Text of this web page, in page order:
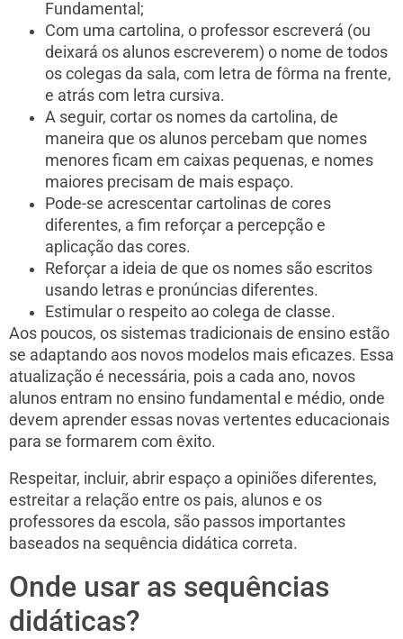
Fundamental;
Com uma cartolina, o professor escreverá (ou
deixará os alunos escreverem) o nome de todos
os colegas da sala, com letra de fôrma na frente,
e atrás com letra cursiva.
A seguir, cortar os nomes da cartolina, de
maneira que os alunos percebam que nomes
menores ficam em caixas pequenas, e nomes
maiores precisam de mais espaço.
Pode-se acrescentar cartolinas de cores
diferentes, a fim reforçar a percepção e
aplicação das cores.
Reforçar a ideia de que os nomes são escritos
usando letras e pronúncias diferentes.
Estimular o respeito ao colega de classe.
Aos poucos, os sistemas tradicionais de ensino estão
se adaptando aos novos modelos mais eficazes. Essa
atualização é necessária, pois a cada ano, novos
alunos entram no ensino fundamental e médio, onde
devem aprender essas novas vertentes educacionais
para se formarem com êxito.
Respeitar, incluir, abrir espaço a opiniões diferentes,
estreitar a relação entre os pais, alunos e os
professores da escola, são passos importantes
baseados na sequência didática correta.
Onde usar as sequências
didáticas?